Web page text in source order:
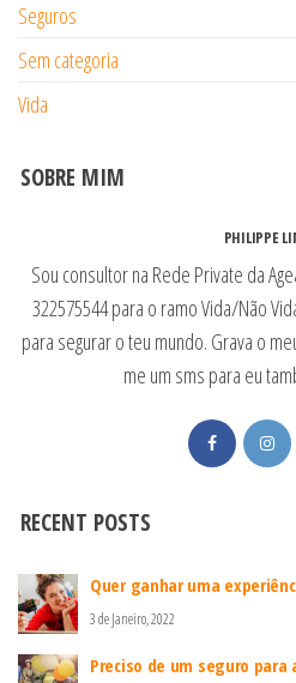
Seguros
Sem categoria
Vida
SOBRE MIM
PHILIPPE
Sou consultor na Rede Private da
322575544 para o ramo Vida/Não
para segurar o teu mundo. Grava o
me um sms para eu
RECENT POSTS
Quer ganhar uma
3 de Janeiro, 2022
Preciso de um seguro para